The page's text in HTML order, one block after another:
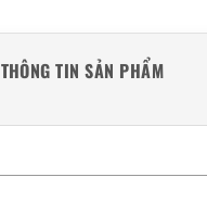
THÔNG TIN SẢN PHẨM